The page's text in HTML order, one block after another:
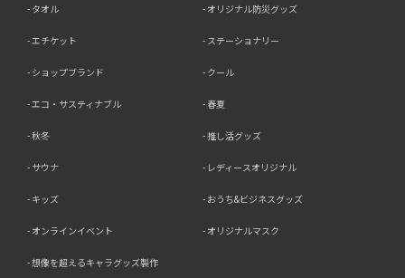
人の個人情報の利用目的の通知、開示、訂正・追加・削
受けた場合は速やかに対応いたします。これらの請求は、
【個人情報保護に関するお問合せ先】
株式会社ラブ・ラボ
電子メール：
info@rub-lab.com
【認定個人情報保護団体の名称及び、苦情の解決の申出
います 一般財団法人日本情報経済社会推進協会 認定個人
タオル オリジナル防災グッズ
エチケット ステーショナリー
ショップブランド クール
エコ・サスティナブル 春夏
秋冬 推し活グッズ
サウナ レディースオリジナル
キッズ おうち&ビジネスグッズ
オンラインイベント オリジナルマスク
想像を超えるキャラグッズ製作